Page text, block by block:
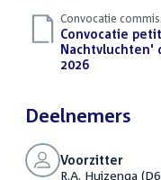
Convocatie
Download
bestand:
Convocatie
Nachtvluchten'
2026(PDF)
Deelnemers
Voorzitter
R.A. Huizenga